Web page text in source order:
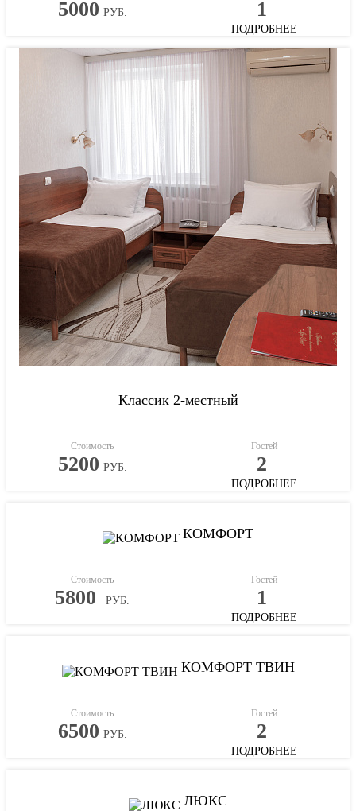
5000 РУБ. 1
ПОДРОБНЕЕ
Классик 2-местный
Стоимость
5200 РУБ.
Гостей
2
ПОДРОБНЕЕ
КОМФОРТ
Стоимость
5800 РУБ.
Гостей
1
ПОДРОБНЕЕ
КОМФОРТ ТВИН
Стоимость
6500 РУБ.
Гостей
2
ПОДРОБНЕЕ
ЛЮКС